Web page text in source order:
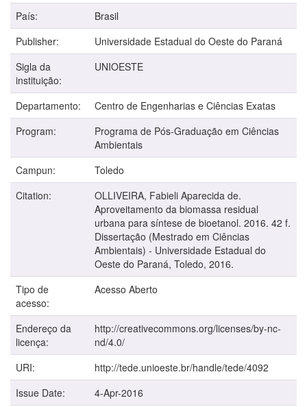
País:
Brasil
Publisher:
Universidade Estadual do Oeste do Paraná
Sigla da
instituição:
UNIOESTE
Departamento:
Centro de Engenharias e Ciências Exatas
Program:
Programa de Pós-Graduação em Ciências
Ambientais
Campun:
Toledo
Citation:
OLLIVEIRA, Fabieli Aparecida de.
Aproveitamento da biomassa residual
urbana para síntese de bioetanol. 2016. 42 f.
Dissertação (Mestrado em Ciências
Ambientais) - Universidade Estadual do
Oeste do Paraná, Toledo, 2016.
Tipo de
acesso:
Acesso Aberto
Endereço da
licença:
http://creativecommons.org/licenses/by-nc-
nd/4.0/
URI:
http://tede.unioeste.br/handle/tede/4092
Issue Date:
4-Apr-2016